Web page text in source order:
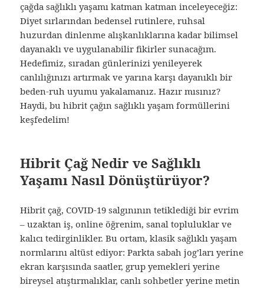
çağda sağlıklı yaşamı katman katman inceleyeceğiz:
Diyet sırlarından bedensel rutinlere, ruhsal
huzurdan dinlenme alışkanlıklarına kadar bilimsel
dayanaklı ve uygulanabilir fikirler sunacağım.
Hedefimiz, sıradan günlerinizi yenileyerek
canlılığınızı artırmak ve yarına karşı dayanıklı bir
beden-ruh uyumu yakalamanız. Hazır mısınız?
Haydi, bu hibrit çağın sağlıklı yaşam formüllerini
keşfedelim!
Hibrit Çağ Nedir ve Sağlıklı
Yaşamı Nasıl Dönüştürüyor?
Hibrit çağ, COVID-19 salgınının tetiklediği bir evrim
– uzaktan iş, online öğrenim, sanal topluluklar ve
kalıcı tedirginlikler. Bu ortam, klasik sağlıklı yaşam
normlarını altüst ediyor: Parkta sabah jog’ları yerine
ekran karşısında saatler, grup yemekleri yerine
bireysel atıştırmalıklar, canlı sohbetler yerine metin